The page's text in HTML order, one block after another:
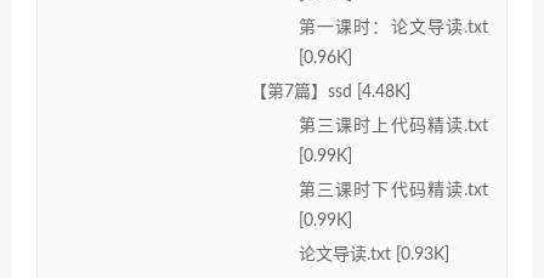
第一课时：论文导读.txt
[0.96K]
【第7篇】ssd [4.48K]
第三课时上代码精读.txt
[0.99K]
第三课时下代码精读.txt
[0.99K]
论文导读.txt [0.93K]